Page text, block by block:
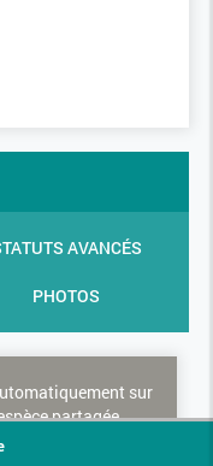
AVANCÉS
PHOTOS
sur
partagée
donc d'aucune